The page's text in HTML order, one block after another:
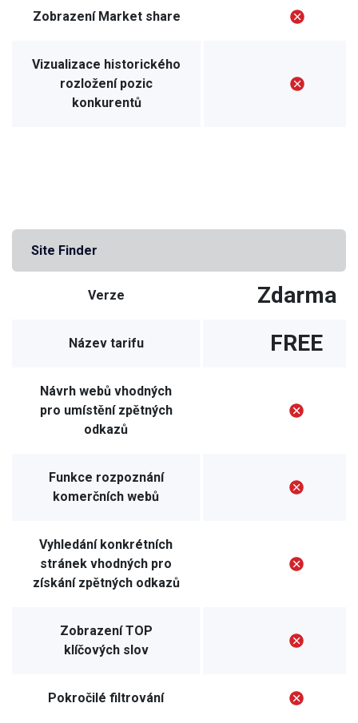
Zobrazení Market share
Vizualizace historického
rozložení pozic
konkurentů
Site Finder
Verze Zdarma
Název tarifu FREE
Návrh webů vhodných
pro umístění zpětných
odkazů
Funkce rozpoznání
komerčních webů
Vyhledání konkrétních
stránek vhodných pro
získání zpětných odkazů
Zobrazení TOP
klíčových slov
Pokročilé filtrování